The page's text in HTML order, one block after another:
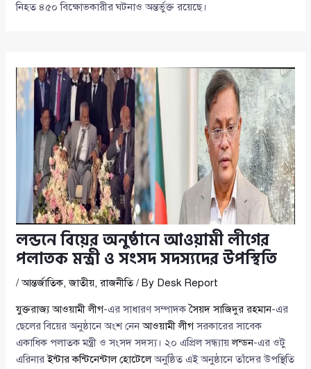
নিহত ৪৫০ বিক্ষোভকারীর ঘটনাও অন্তর্ভুক্ত রয়েছে।
লন্ডনে বিয়ের অনুষ্ঠানে আওয়ামী লীগের
পলাতক মন্ত্রী ও সংসদ সদস্যদের উপস্থিতি
/আন্তর্জাতিক,জাতীয়,রাজনীতি/ By Desk Report
যুক্তরাজ্য আওয়ামী লীগ-এর সাধারণ সম্পাদকসৈয়দ সাজিদুর রহমান-এর
ছেলের বিয়ের অনুষ্ঠানে অংশ নেনআওয়ামী লীগসরকারের সাবেক
একাধিক পলাতক মন্ত্রী ও সংসদ সদস্য। ২০ এপ্রিল সন্ধ্যায়লন্ডন-এর ওটু
এরিনারইন্টার কন্টিনেন্টাল হোটেলেঅনুষ্ঠিত এই অনুষ্ঠানে তাঁদের উপস্থিতি